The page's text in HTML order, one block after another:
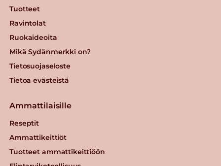
Tuotteet
Ravintolat
Ruokaideoita
Mikä Sydänmerkki on?
Tietosuojaseloste
Tietoa evästeistä
Ammattilaisille
Reseptit
Ammattikeittiöt
Tuotteet ammattikeittiöön